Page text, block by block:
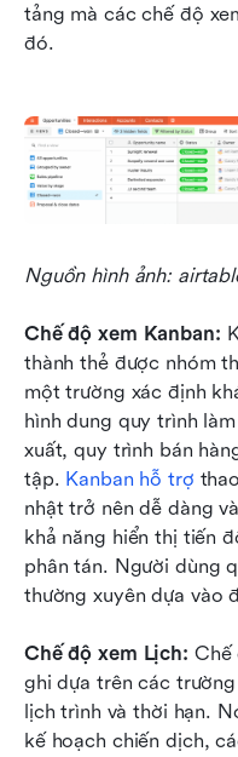
tảng mà các chế độ
đó.
Nguồn hình ảnh:
Chế độ xem Kanban:
thành thẻ được nhóm
một trường xác định
hình dung quy trình
xuất, quy trình bán
tập. Kanban hỗ trợ
nhật trở nên dễ dàng
khả năng hiển thị tiến
phân tán. Người dùng
thường xuyên dựa vào
Chế độ xem Lịch: Chế
ghi dựa trên các
lịch trình và thời hạn.
kế hoạch chiến dịch,